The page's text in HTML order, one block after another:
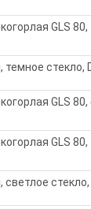
GLS
стекло,
GLS
GLS